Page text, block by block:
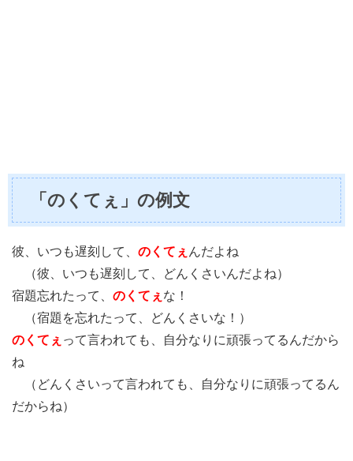
「のくてぇ」の例文
彼、いつも遅刻して、 のくてぇ んだよね
（彼、いつも遅刻して、どんくさいんだよね）
宿題忘れたって、 のくてぇ な！
（宿題を忘れたって、どんくさいな！）
のくてぇ って言われても、自分なりに頑張ってるんだから
ね
（どんくさいって言われても、自分なりに頑張ってるん
だからね）